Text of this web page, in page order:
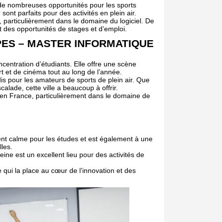
nombreuses opportunités pour les sports
parfaits pour des activités en plein air.
dans le domaine du logiciel. De
opportunités de stages et d’emploi.
– MASTER INFORMATIQUE
d’étudiants. Elle offre une scène
et de cinéma tout au long de l’année.
pour les amateurs de sports de plein air. Que
cette ville a beaucoup à offrir.
France, particulièrement dans le domaine de
calme pour les études et est également à une
est un excellent lieu pour des activités de
qui la place au cœur de l’innovation et des